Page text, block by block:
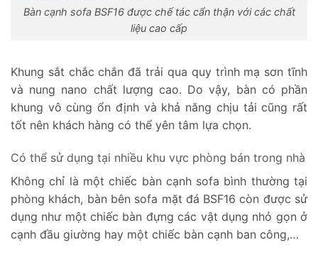
Bàn cạnh sofa BSF16 được chế tác cẩn thận với các chất
liệu cao cấp
Khung sắt chắc chắn đã trải qua quy trình mạ sơn tĩnh
và nung nano chất lượng cao. Do vậy, bàn có phần
khung vô cùng ổn định và khả năng chịu tải cũng rất
tốt nên khách hàng có thể yên tâm lựa chọn.
Có thể sử dụng tại nhiều khu vực phòng bán trong nhà
Không chỉ là một chiếc bàn cạnh sofa bình thường tại
phòng khách, bàn bên sofa mặt đá BSF16 còn được sử
dụng như một chiếc bàn đựng các vật dụng nhỏ gọn ở
cạnh đầu giường hay một chiếc bàn cạnh ban công,…